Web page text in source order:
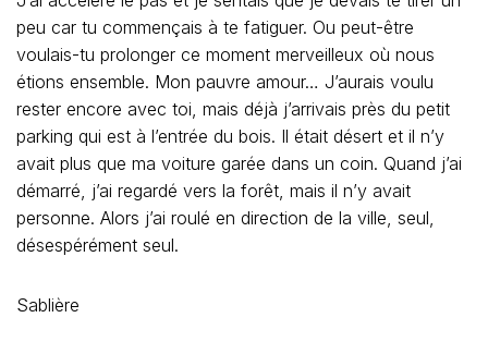
peu car tu commençais à te fatiguer. Ou peut-être
voulais-tu prolonger ce moment merveilleux où nous
étions ensemble. Mon pauvre amour… J’aurais voulu
rester encore avec toi, mais déjà j’arrivais près du petit
parking qui est à l’entrée du bois. Il était désert et il n’y
avait plus que ma voiture garée dans un coin. Quand j’ai
démarré, j’ai regardé vers la forêt, mais il n’y avait
personne. Alors j’ai roulé en direction de la ville, seul,
désespérément seul.
Sablière